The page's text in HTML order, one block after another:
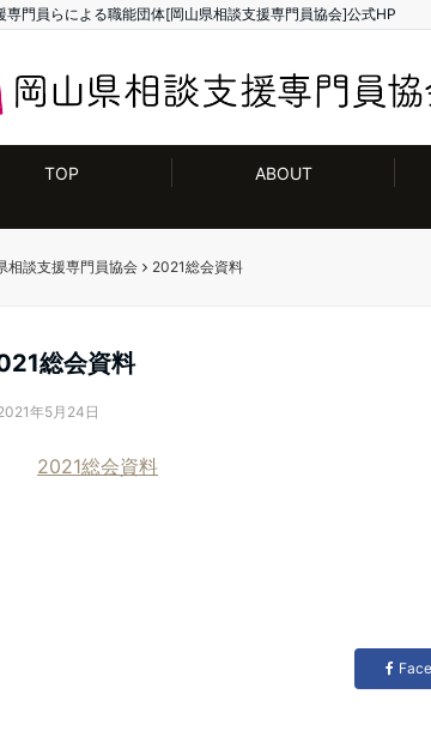
専門員らによる職能団体[岡山県相談支援専門員協会]公式HP
TOP ABOUT
相談支援専門員協会 2021総会資料
総会資料
年5月24日
2021総会資料